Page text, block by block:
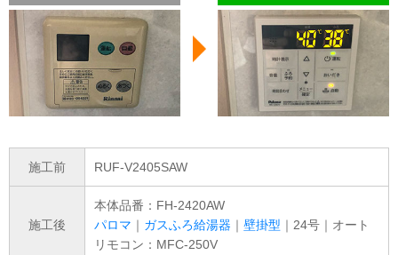
施工前 RUF-V2405SAW
施工後
本体品番：FH-2420AW
パロマ ｜ ガスふろ給湯器 ｜ 壁掛型 ｜24号｜オート
リモコン：MFC-250V